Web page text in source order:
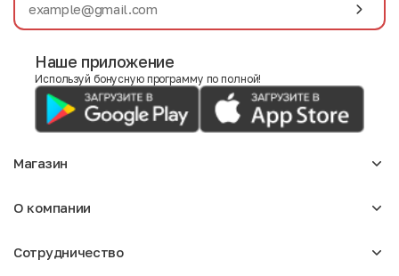
Наше приложение
Используй бонусную программу по полной!
Магазин
Для девочек
Мужское
О компании
Отзывы
Сотрудничество